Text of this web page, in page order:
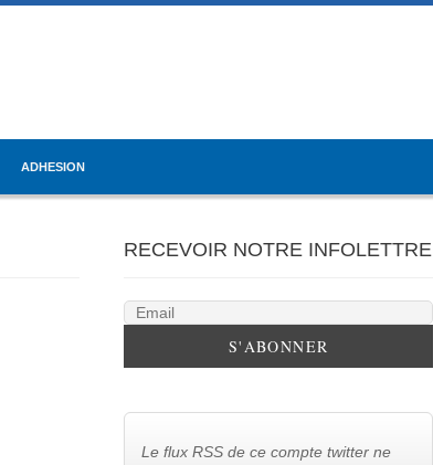
ADHESION
RECEVOIR NOTRE INFOLETTRE
Le flux RSS de ce compte twitter ne